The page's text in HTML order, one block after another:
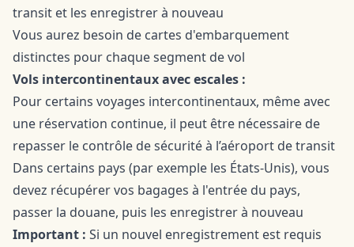
transit et les enregistrer à nouveau
Vous aurez besoin de cartes d'embarquement
distinctes pour chaque segment de vol
Vols intercontinentaux avec escales :
Pour certains voyages intercontinentaux, même avec
une réservation continue, il peut être nécessaire de
repasser le contrôle de sécurité à l’aéroport de transit
Dans certains pays (par exemple les États-Unis), vous
devez récupérer vos bagages à l'entrée du pays,
passer la douane, puis les enregistrer à nouveau
Important : Si un nouvel enregistrement est requis